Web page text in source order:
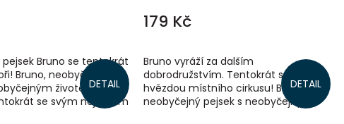
DETAIL
Bruno se tentokrát
Bruno, neobyčejný
životem, se
se svým nejlepším
179 Kč
DETAIL
Bruno vyráží za dalším
dobrodružstvím. Tentokrát se stane
hvězdou místního cirkusu! Bruno,
neobyčejný pejsek s neobyčejným